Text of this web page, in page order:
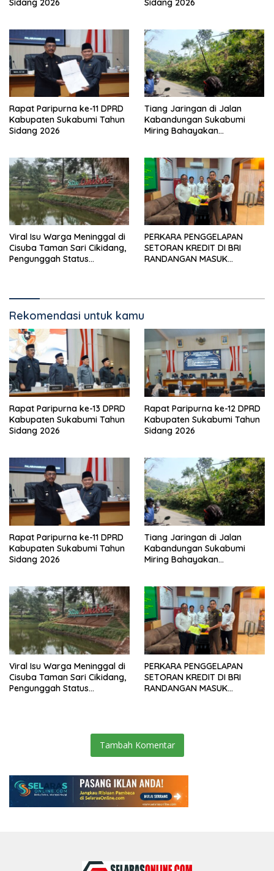
Sidang 2026
Sidang 2026
Rapat Paripurna ke-11 DPRD
Kabupaten Sukabumi Tahun
Sidang 2026
Tiang Jaringan di Jalan
Kabandungan Sukabumi
Miring Bahayakan
Viral Isu Warga Meninggal di
Cisuba Taman Sari Cikidang,
Pengunggah Status
PERKARA PENGGELAPAN
SETORAN KREDIT DI BRI
RANDANGAN MASUK
Rekomendasi untuk kamu
Rapat Paripurna ke-13 DPRD
Kabupaten Sukabumi Tahun
Sidang 2026
Rapat Paripurna ke-12 DPRD
Kabupaten Sukabumi Tahun
Sidang 2026
Rapat Paripurna ke-11 DPRD
Kabupaten Sukabumi Tahun
Sidang 2026
Tiang Jaringan di Jalan
Kabandungan Sukabumi
Miring Bahayakan
Viral Isu Warga Meninggal di
Cisuba Taman Sari Cikidang,
Pengunggah Status
PERKARA PENGGELAPAN
SETORAN KREDIT DI BRI
RANDANGAN MASUK
Tambah Komentar